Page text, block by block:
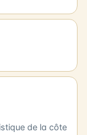
de la côte